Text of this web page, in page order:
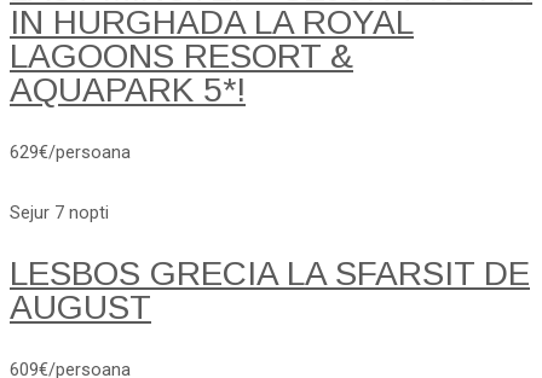
IN HURGHADA LA ROYAL
LAGOONS RESORT &
AQUAPARK 5*!
629€/persoana
Sejur 7 nopti
LESBOS GRECIA LA SFARSIT DE
AUGUST
609€/persoana